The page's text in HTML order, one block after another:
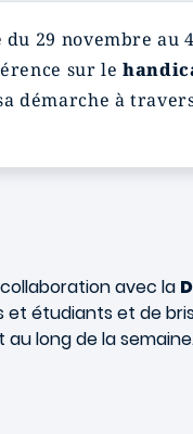
du 29 novembre au
sur le
démarche à
avec la
et étudiants et de
long de la